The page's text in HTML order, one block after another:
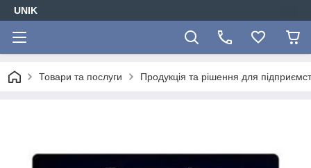
UNIK
Товари та послуги Продукція та рішення для